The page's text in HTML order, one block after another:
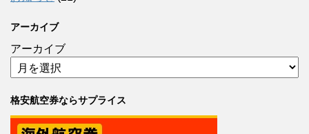
アーカイブ
アーカイブ
格安航空券ならサプライス